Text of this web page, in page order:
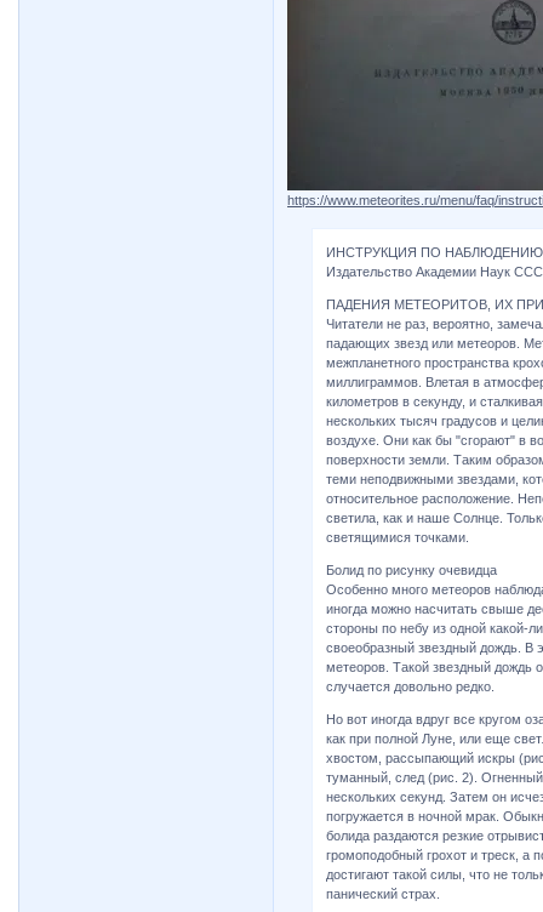
https://www.meteorites.ru/menu/faq/
ИНСТРУКЦИЯ ПО
Издательство Академии Наук
ПАДЕНИЯ МЕТЕОРИТОВ, ИХ
Читатели не раз, вероятно,
падающих звезд или метеоров.
межпланетного пространства
миллиграммов. Влетая в
километров в секунду, и
нескольких тысяч градусов и
воздухе. Они как бы "сгорают" в
поверхности земли. Таким
теми неподвижными звездами,
относительное расположение.
светила, как и наше Солнце.
светящимися точками.
Болид по рисунку очевидца
Особенно много метеоров
иногда можно насчитать свыше
стороны по небу из одной какой-
своеобразный звездный дождь. В
метеоров. Такой звездный дождь
случается довольно редко.
Но вот иногда вдруг все кругом
как при полной Луне, или еще
хвостом, рассыпающий искры
туманный, след (рис. 2).
нескольких секунд. Затем он
погружается в ночной мрак.
болида раздаются резкие
громоподобный грохот и треск, а
достигают такой силы, что не
панический страх.